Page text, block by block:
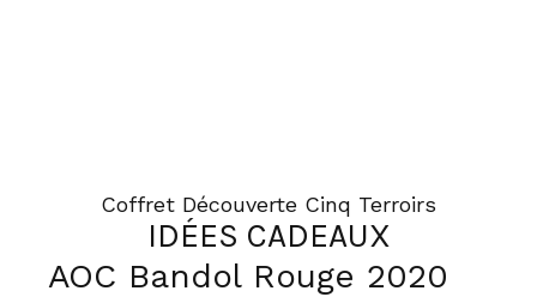
Coffret Découverte Cinq Terroirs
IDÉES CADEAUX
AOC Bandol Rouge 2020